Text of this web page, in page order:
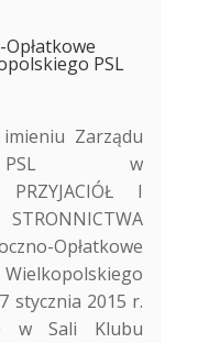
PSL
Zarządu
PSL w
I
Opłatkowe
stycznia 2015 r.
w Sali Klubu